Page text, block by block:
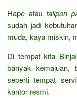
Hape atau talipon
sudah jadi
muda, kaya miskin,
Di tempat kita
banyak kemajuan,
seperti tempat
kantor resmi.